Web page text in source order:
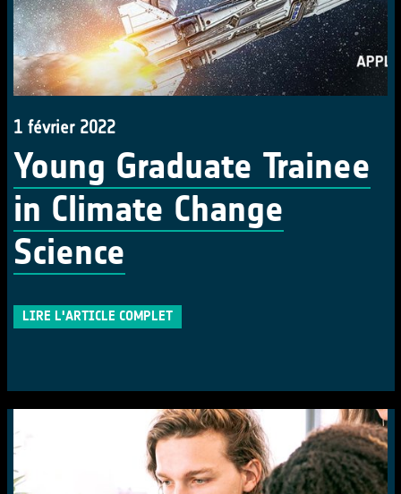
1 février 2022
Young Graduate Trainee
in Climate Change
Science
LIRE L'ARTICLE COMPLET